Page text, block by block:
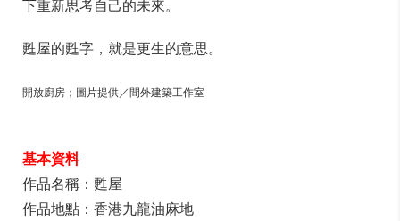
下重新思考自己的未來。
甦屋的甦字，就是更生的意思。
開放廚房；圖片提供／間外建築工作室
基本資料
作品名稱：甦屋
作品地點：香港九龍油麻地